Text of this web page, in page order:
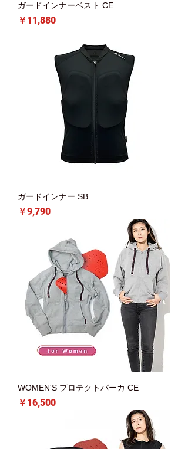
ガードインナーベスト CE
価格
￥11,880
ガードインナー SB
価格
￥9,790
WOMEN'S プロテクトパーカ CE
価格
￥16,500